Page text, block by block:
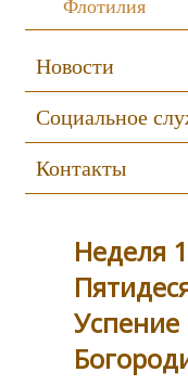
Флотилия
Новости
Социальное
Контакты
Неделя
Успение